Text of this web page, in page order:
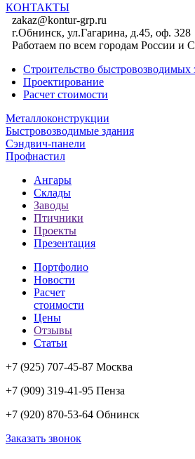
КОНТАКТЫ
zakaz@kontur-grp.ru
г.Обнинск, ул.Гагарина, д.45, оф. 328
Работаем по всем городам России и
Строительство быстровозводимых
Проектирование
Расчет стоимости
Металлоконструкции
Быстровозводимые здания
Сэндвич-панели
Профнастил
Ангары
Склады
Заводы
Птичники
Проекты
Презентация
Портфолио
Новости
Расчет
стоимости
Цены
Отзывы
Статьи
+7 (925) 707-45-87 Москва
+7 (909) 319-41-95 Пенза
+7 (920) 870-53-64 Обнинск
Заказать звонок